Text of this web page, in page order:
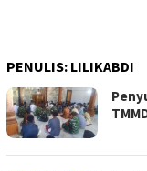
PENULIS: LILIKABDI